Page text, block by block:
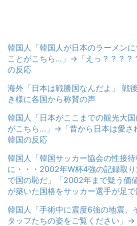
韓国人「韓国人が日本のラーメン
ことがこちら…」→「えっ？？？？
の反応
海外「日本は戦勝国なんだよ」 戦
き様に各国から称賛の声
韓国人「日本がここまでの観光大
がこちら…」→「昔から日本は愛さ
韓国の反応
韓国人「韓国サッカー協会の性接
に・・・2002年W杯4強の記録取
で国の恥だ」「2002年まで疑う価
が築いた国格をサッカー選手が足で
韓国人「手術中に震度6強の地震、
タッフたちの姿をご覧ください」→